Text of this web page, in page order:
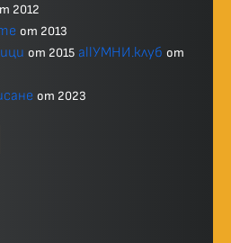
2012
от 2013
от 2015 allУМНИ.клуб от
от 2023